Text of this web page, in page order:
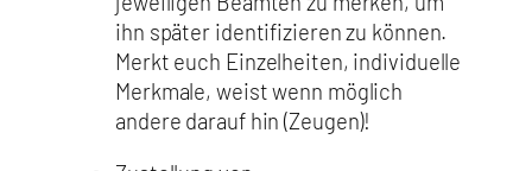
ihn später identifizieren zu können.
Merkt euch Einzelheiten, individuelle
Merkmale, weist wenn möglich
andere darauf hin (Zeugen)!